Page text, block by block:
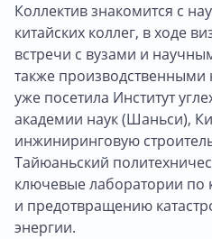
Коллектив знакомится с
китайских коллег, в ходе
встречи с вузами и
также
уже посетила Институт
академии наук (Шаньси),
инжиниринговую
Тайюаньский
ключевые лаборатории по
и предотвращению
энергии.